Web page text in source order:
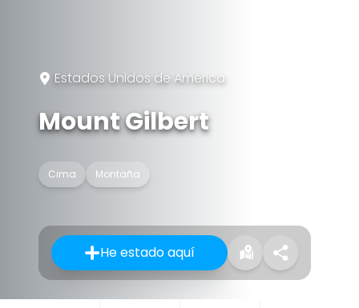
Estados Unidos de América
Mount Gilbert
Cima Montaña
He estado aquí